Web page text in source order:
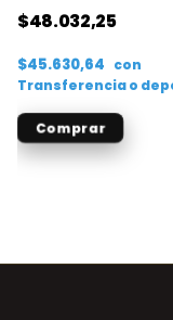
$48.032,25
$45.630,64 con
Transferencia o